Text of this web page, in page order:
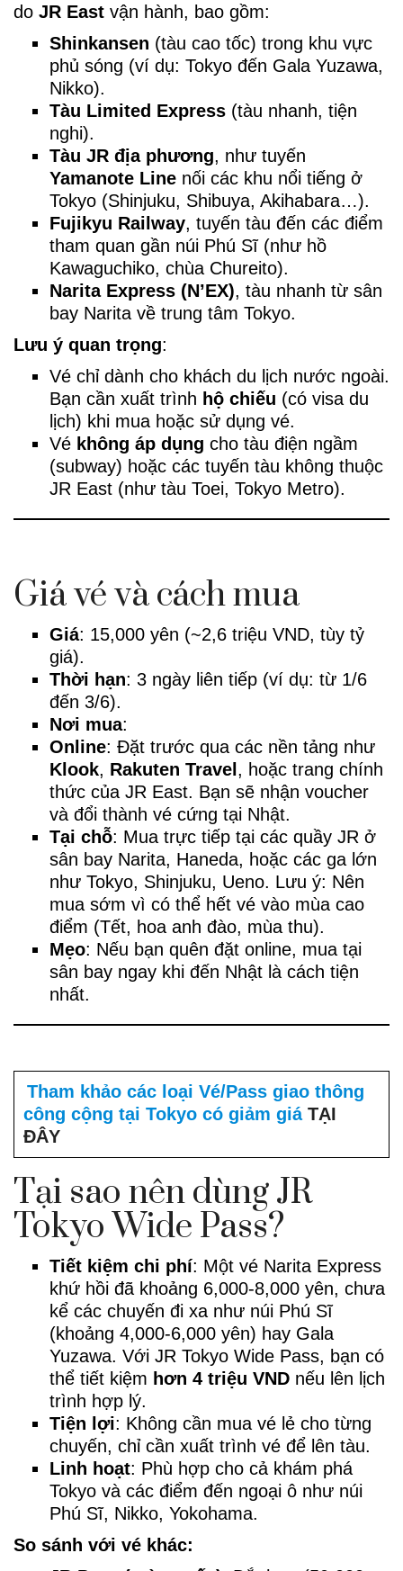
do JR East vận hành, bao gồm:
Shinkansen (tàu cao tốc) trong khu vực
phủ sóng (ví dụ: Tokyo đến Gala Yuzawa,
Nikko).
Tàu Limited Express (tàu nhanh, tiện
nghi).
Tàu JR địa phương, như tuyến
Yamanote Line nối các khu nổi tiếng ở
Tokyo (Shinjuku, Shibuya, Akihabara…).
Fujikyu Railway, tuyến tàu đến các điểm
tham quan gần núi Phú Sĩ (như hồ
Kawaguchiko, chùa Chureito).
Narita Express (N’EX), tàu nhanh từ sân
bay Narita về trung tâm Tokyo.
Lưu ý quan trọng:
Vé chỉ dành cho khách du lịch nước ngoài.
Bạn cần xuất trình hộ chiếu (có visa du
lịch) khi mua hoặc sử dụng vé.
Vé không áp dụng cho tàu điện ngầm
(subway) hoặc các tuyến tàu không thuộc
JR East (như tàu Toei, Tokyo Metro).
Giá vé và cách mua
Giá: 15,000 yên (~2,6 triệu VND, tùy tỷ
giá).
Thời hạn: 3 ngày liên tiếp (ví dụ: từ 1/6
đến 3/6).
Nơi mua:
Online: Đặt trước qua các nền tảng như
Klook, Rakuten Travel , hoặc trang chính
thức của JR East. Bạn sẽ nhận voucher
và đổi thành vé cứng tại Nhật.
Tại chỗ: Mua trực tiếp tại các quầy JR ở
sân bay Narita, Haneda, hoặc các ga lớn
như Tokyo, Shinjuku, Ueno. Lưu ý: Nên
mua sớm vì có thể hết vé vào mùa cao
điểm (Tết, hoa anh đào, mùa thu).
Mẹo: Nếu bạn quên đặt online, mua tại
sân bay ngay khi đến Nhật là cách tiện
nhất.
Tham khảo các loại Vé/Pass giao thông
công cộng tại Tokyo có giảm giá TẠI
ĐÂY
Tại sao nên dùng JR
Tokyo Wide Pass?
Tiết kiệm chi phí: Một vé Narita Express
khứ hồi đã khoảng 6,000-8,000 yên, chưa
kể các chuyến đi xa như núi Phú Sĩ
(khoảng 4,000-6,000 yên) hay Gala
Yuzawa. Với JR Tokyo Wide Pass, bạn có
thể tiết kiệm hơn 4 triệu VND nếu lên lịch
trình hợp lý.
Tiện lợi: Không cần mua vé lẻ cho từng
chuyến, chỉ cần xuất trình vé để lên tàu.
Linh hoạt: Phù hợp cho cả khám phá
Tokyo và các điểm đến ngoại ô như núi
Phú Sĩ, Nikko, Yokohama.
So sánh với vé khác: